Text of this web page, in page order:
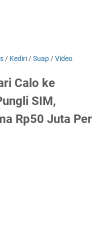
/ Kediri /Suap /Video
Calo ke
SIM,
Rp50 Juta Per